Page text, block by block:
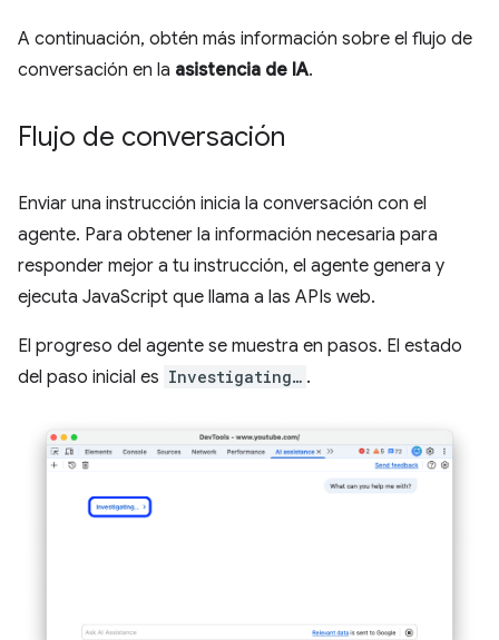
A continuación, obtén más información sobre el flujo de
conversación en la asistencia de IA.
Flujo de conversación
Enviar una instrucción inicia la conversación con el
agente. Para obtener la información necesaria para
responder mejor a tu instrucción, el agente genera y
ejecuta JavaScript que llama a las APIs web.
El progreso del agente se muestra en pasos. El estado
del paso inicial es Investigating… .